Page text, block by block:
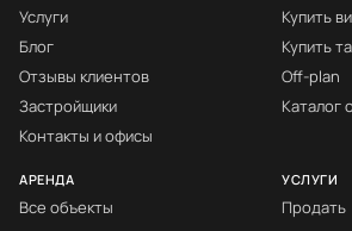
Услуги
Блог
Отзывы клиентов
Застройщики
Контакты и офисы
Купить
Купить
Off-plan
Каталог
АРЕНДА
Все объекты
УСЛУГИ
Продать